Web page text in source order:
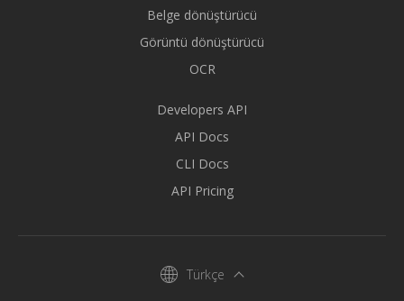
Belge dönüştürücü
Görüntü dönüştürücü
OCR
Developers API
API Docs
CLI Docs
API Pricing
Türkçe